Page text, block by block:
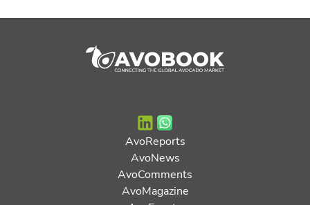
AvoReports
AvoNews
AvoComments
AvoMagazine